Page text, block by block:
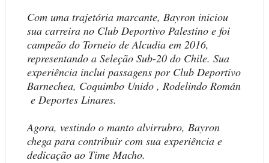
Com uma trajetória marcante, Bayron iniciou
sua carreira no Club Deportivo Palestino e foi
campeão do Torneio de Alcudia em 2016,
representando a Seleção Sub-20 do Chile. Sua
experiência inclui passagens por Club Deportivo
Barnechea, Coquimbo Unido , Rodelindo Román
e Deportes Linares.
Agora, vestindo o manto alvirrubro, Bayron
chega para contribuir com sua experiência e
dedicação ao Time Macho.